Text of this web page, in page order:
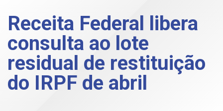
Receita Federal libera
consulta ao lote
residual de restituição
do IRPF de abril